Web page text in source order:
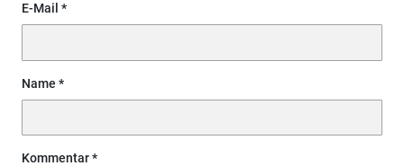
E-Mail
Name
Kommentar